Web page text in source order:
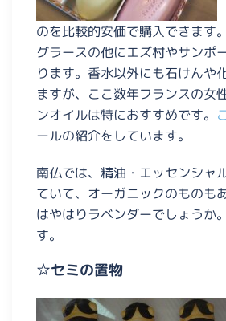
のを比較的安価で購入できます
グラースの他にエズ村やサンポ
ります。香水以外にも石けんや
ますが、ここ数年フランスの女
ンオイルは特におすすめです。
ールの紹介をしています。
南仏では、精油・エッセンシャ
ていて、オーガニックのものも
はやはりラベンダーでしょうか
す。
☆セミの置物